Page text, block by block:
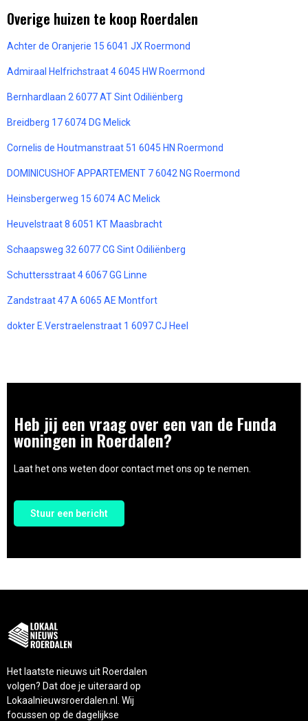
Overige huizen te koop Roerdalen
Achter de Oranjerie 15 6041 JX Roermond
Admiraal Helfrichstraat 4 6045 HW Roermond
Bernhardlaan 2 6077 AT Sint Odiliënberg
Breidberg 17 6074 DG Melick
Cornelis de Houtmanstraat 51 6045 HN Roermond
DOMINICUSHOF APPARTEMENT 7 6042 NG Roermond
Heinsbergerweg 15 6074 AC Melick
Heuvelstraat 8 6051 KT Maasbracht
Schaapsweg 32 6077 CG Sint Odiliënberg
Schuttersstraat 4 6067 GG Linne
Zandstraat 47 A 6065 AE Montfort
dokter E.Verstraelenstraat 1 6097 CJ Heel
Heb jij een vraag over een van de Funda
woningen in Roerdalen?
Laat het ons weten door contact met ons op te nemen.
Stuur een bericht
Het laatste nieuws uit Roerdalen
volgen? Dat doe je uiteraard op
Lokaalnieuwsroerdalen.nl. Wij
focussen op de dagelijkse